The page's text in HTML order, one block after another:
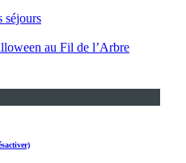
séjours
au Fil de l’Arbre